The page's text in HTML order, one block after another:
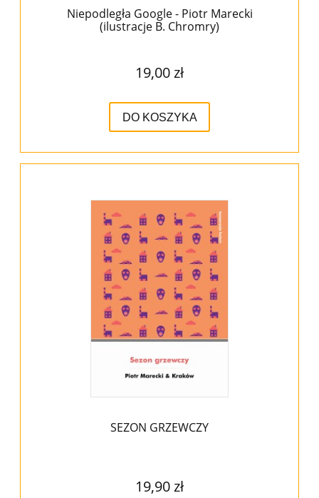
Niepodległa Google - Piotr Marecki
(ilustracje B. Chromry)
19,00 zł
DO KOSZYKA
SEZON GRZEWCZY
19,90 zł